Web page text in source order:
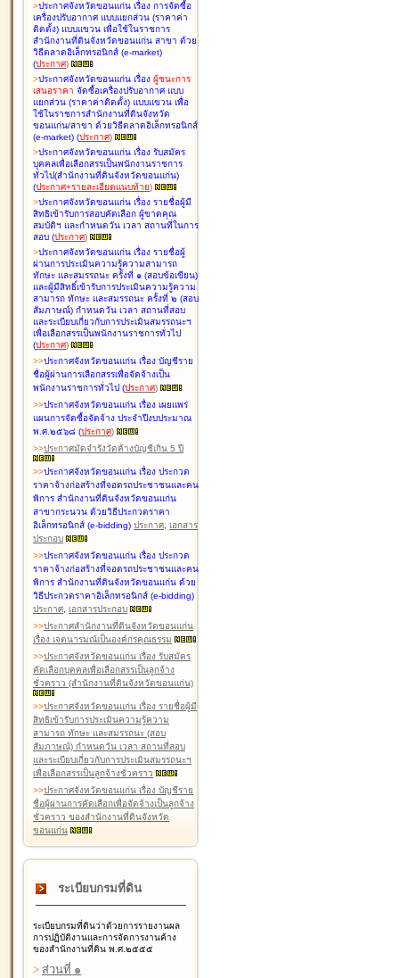
>ประกาศจังหวัดขอนแก่น เรื่อง การจัดซื้อ
เครื่องปรับอากาศ แบบแยกส่วน (ราคาค่า
ติดตั้ง) แบบแขวน เพื่อใช้ในราชการ
สำนักงานที่ดินจังหวัดขอนแก่น สาขา ด้วย
วิธีตลาดอิเล็กทรอนิกส์ (e-market)
(ประกาศ)
>ประกาศจังหวัดขอนแก่น เรื่อง ผู้ชนะการ
เสนอราคา จัดซื้อเครื่องปรับอากาศ แบบ
แยกส่วน (ราคาค่าติดตั้ง) แบบแขวน เพื่อ
ใช้ในราชการสำนักงานที่ดินจังหวัด
ขอนแก่น/สาขา ด้วยวิธีตลาดอิเล็กทรอนิกส์
(e-market) (ประกาศ)
>ประกาศจังหวัดขอนแก่น เรื่อง รับสมัคร
บุคคลเพื่อเลือกสรรเป็นพนักงานราชการ
ทั่วไป(สำนักงานที่ดินจังหวัดขอนแก่น)
(ประกาศ+รายละเอียดแนบท้าย)
>ประกาศจังหวัดขอนแก่น เรื่อง รายชื่อผู้มี
สิทธิเข้ารับการสอบคัดเลือก ผู้ขาดคุณ
สมบัติฯ และกำหนดวัน เวลา สถานที่ในการ
สอบ (ประกาศ)
>ประกาศจังหวัดขอนแก่น เรื่อง รายชื่อผู้
ผ่านการประเมินความรู้ความสามารถ
ทักษะ และสมรรถนะ ครั้งที่ ๑ (สอบข้อเขียน)
และผู้มีสิทธิ์เข้ารับการประเมินความรู้ความ
สามารถ ทักษะ และสมรรถนะ ครั้งที่ ๒ (สอบ
สัมภาษณ์) กำหนดวัน เวลา สถานที่สอบ
และระเบียบเกี่ยวกับการประเมินสมรรถนะฯ
เพื่อเลือกสรรเป็นพนักงานราชการทั่วไป
(ประกาศ)
>>ประกาศจังหวัดขอนแก่น เรื่อง บัญชีราย
ชื่อผู้ผ่านการเลือกสรรเพื่อจัดจ้างเป็น
พนักงานราชการทั่วไป (ประกาศ)
>>ประกาศจังหวัดขอนแก่น เรื่อง เผยแพร่
แผนการจัดซื้อจัดจ้าง ประจำปีงบประมาณ
พ.ศ.๒๕๖๘ (ประกาศ)
>>ประกาศมัดจำรังวัดค้างบัญชีเกิน 5 ปี
>>ประกาศจังหวัดขอนแก่น เรื่อง ประกวด
ราคาจ้างก่อสร้างที่จอดรถประชาชนและคน
พิการ สำนักงานที่ดินจังหวัดขอนแก่น
สาขากระนวน ด้วยวิธีประกวดราคา
อิเล็กทรอนิกส์ (e-bidding) ประกาศ, เอกสาร
ประกอบ
>>ประกาศจังหวัดขอนแก่น เรื่อง ประกวด
ราคาจ้างก่อสร้างที่จอดรถประชาชนและคน
พิการ สำนักงานที่ดินจังหวัดขอนแก่น ด้วย
วิธีประกวดราคาอิเล็กทรอนิกส์ (e-bidding)
ประกาศ, เอกสารประกอบ
>>ประกาศสำนักงานที่ดินจังหวัดขอนแก่น
เรื่อง เจตนารมณ์เป็นองค์กรคุณธรรม
>>ประกาศจังหวัดขอนแก่น เรื่อง รับสมัคร
คัดเลือกบุคคลเพื่อเลือกสรรเป็นลูกจ้าง
ชั่วคราว (สำนักงานที่ดินจังหวัดขอนแก่น)
>>ประกาศจังหวัดขอนแก่น เรื่อง รายชื่อผู้มี
สิทธิเข้ารับการประเมินความรู้ความ
สามารถ ทักษะ และสมรรถนะ (สอบ
สัมภาษณ์) กำหนดวัน เวลา สถานที่สอบ
และระเบียบเกี่ยวกับการประเมินสมรรถนะฯ
เพื่อเลือกสรรเป็นลูกจ้างชั่วคราว
>>ประกาศจังหวัดขอนแก่น เรื่อง บัญชีราย
ชื่อผู้ผ่านการคัดเลือกเพื่อจัดจ้างเป็นลูกจ้าง
ชั่วคราว ของสำนักงานที่ดินจังหวัด
ขอนแก่น
ระเบียบกรมที่ดิน
ระเบียบกรมที่ดินว่าด้วยการรายงานผล
การปฏิบัติงานและการจัดการงานค้าง
ของสำนักงานที่ดิน พ.ศ.๒๕๕๕
> ส่วนที่ ๑